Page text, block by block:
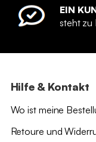
EIN
steht zu
Hilfe & Kontakt
Wo ist meine
Retoure und